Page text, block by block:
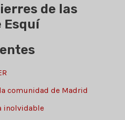
de las
Esquí
comunidad de Madrid
inolvidable